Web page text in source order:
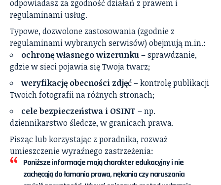
odpowiadasz za zgodność działań z prawem i
regulaminami usług.
Typowe, dozwolone zastosowania (zgodnie z
regulaminami wybranych serwisów) obejmują m.in.:
ochronę własnego wizerunku– sprawdzanie,
gdzie w sieci pojawia się Twoja twarz;
weryfikację obecności zdjęć– kontrolę publikacji
Twoich fotografii na różnych stronach;
cele bezpieczeństwa i OSINT – np.
dziennikarstwo śledcze, w granicach prawa.
Pisząc lub korzystając z poradnika, rozważ
umieszczenie wyraźnego zastrzeżenia:
Poniższe informacje mają charakter edukacyjny i nie
zachęcają do łamania prawa, nękania czy naruszania